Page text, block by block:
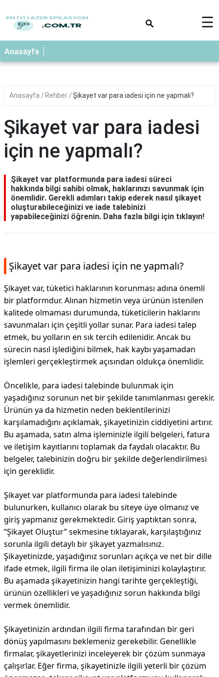
☰
Anasayfa
Anasayfa Rehber Şikayet var para iadesi için ne yapmalı?
Şikayet var para iadesi
için ne yapmalı?
Şikayet var platformunda para iadesi süreci
hakkında bilgi sahibi olmak, haklarınızı savunmak için
önemlidir. Gerekli adımları takip ederek nasıl şikayet
oluşturabileceğinizi ve iade talebinizi
yapabileceğinizi öğrenin. Daha fazla bilgi için tıklayın!
Şikayet var para iadesi için ne yapmalı?
Şikayet var, tüketici haklarının korunması adına önemli
bir platformdur. Alınan hizmetin veya ürünün istenilen
kalitede olmaması durumunda, tüketicilerin haklarını
savunmaları için çeşitli yollar sunar. Para iadesi talep
etmek, bu yolların en sık tercih edilenidir. Ancak bu
sürecin nasıl işlediğini bilmek, hak kaybı yaşamadan
işlemleri gerçekleştirmek açısından oldukça önemlidir.
Öncelikle, para iadesi talebinde bulunmak için
yaşadığınız sorunun net bir şekilde tanımlanması gerekir.
Ürünün ya da hizmetin neden beklentilerinizi
karşılamadığını açıklamak, şikayetinizin ciddiyetini artırır.
Bu aşamada, satın alma işleminizle ilgili belgeleri, fatura
ve iletişim kayıtlarını toplamak da faydalı olacaktır. Bu
belgeler, talebinizin doğru bir şekilde değerlendirilmesi
için gereklidir.
Şikayet var platformunda para iadesi talebinde
bulunurken, kullanıcı olarak bu siteye üye olmanız ve
giriş yapmanız gerekmektedir. Giriş yaptıktan sonra,
“Şikayet Oluştur” sekmesine tıklayarak, karşılaştığınız
sorunla ilgili detaylı bir şikayet yazmalısınız.
Şikayetinizde, yaşadığınız sorunları açıkça ve net bir dille
ifade etmek, ilgili firma ile olan iletişiminizi kolaylaştırır.
Bu aşamada şikayetinizin hangi tarihte gerçekleştiği,
ürünün özellikleri ve yaşadığınız sorun hakkında bilgi
vermek önemlidir.
Şikayetinizin ardından ilgili firma tarafından bir geri
dönüş yapılmasını beklemeniz gerekebilir. Genellikle
firmalar, şikayetlerinizi inceleyerek bir çözüm sunmaya
çalışırlar. Eğer firma, şikayetinizle ilgili yeterli bir çözüm